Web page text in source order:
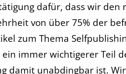
dafür, dass wir den
von über 75% der
zum Thema
immer wichtigerer Teil
damit unabdingbar ist.